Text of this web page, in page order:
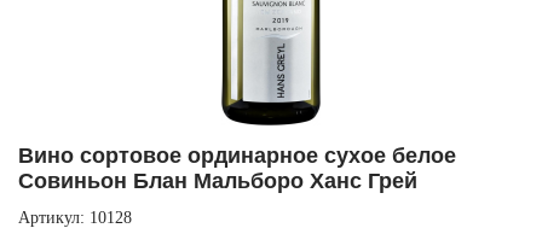
Вино сортовое ординарное сухое белое
Совиньон Блан Мальборо Ханс Грей
Артикул: 10128